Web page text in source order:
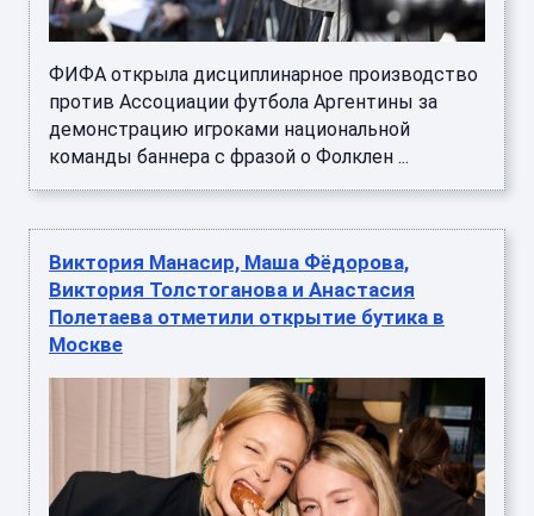
ФИФА открыла дисциплинарное производство
против Ассоциации футбола Аргентины за
демонстрацию игроками национальной
команды баннера с фразой о Фолклен ...
Виктория Манасир, Маша Фёдорова,
Виктория Толстоганова и Анастасия
Полетаева отметили открытие бутика в
Москве